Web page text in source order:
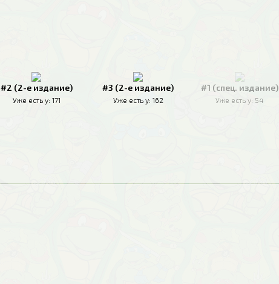
#2 (2-е издание)
Уже есть у: 171
#3 (2-е издание)
Уже есть у: 162
#1 (спец. издание)
Уже есть у: 54